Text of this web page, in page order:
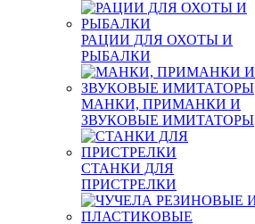
РАЦИИ ДЛЯ ОХОТЫ И
РЫБАЛКИ
МАНКИ, ПРИМАНКИ И
ЗВУКОВЫЕ ИМИТАТОРЫ
СТАНКИ ДЛЯ
ПРИСТРЕЛКИ